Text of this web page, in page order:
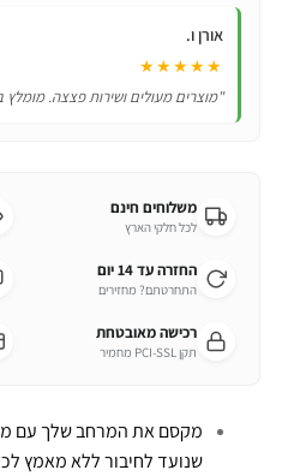
אורן ו.
★★★★★
"מוצרים מעולים ושירות פצצה. מומלץ
משלוחים חינם
לכל חלקי הארץ
החזרה עד 14 יום
התחרטתם? מחזירים
רכישה מאובטחת
תקן PCI-SSL מחמיר
שנועד לחיבור ללא מאמץ